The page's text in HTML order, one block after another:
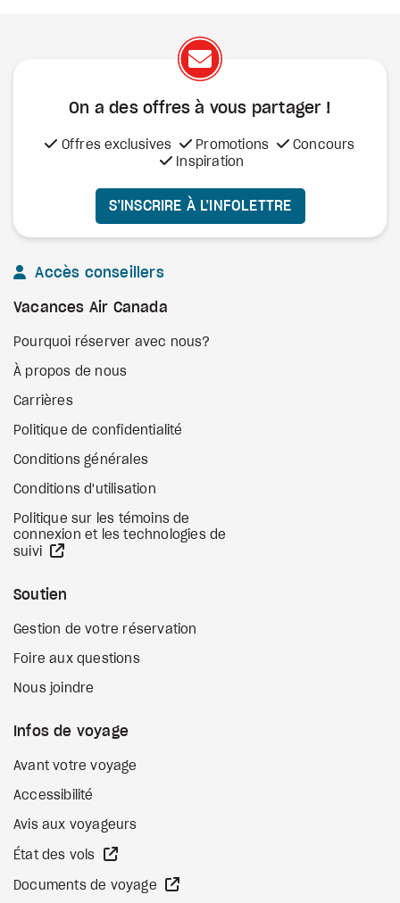
On a des offres à vous partager !
Offres exclusives Promotions
Concours
Inspiration
S’INSCRIRE À L’INFOLETTRE
Accès conseillers
Vacances Air Canada
Pourquoi réserver avec nous?
À propos de nous
Carrières
Politique de confidentialité
Conditions générales
Conditions d'utilisation
Politique sur les témoins de
connexion et les technologies de
suivi
Soutien
Gestion de votre réservation
Foire aux questions
Nous joindre
Infos de voyage
Avant votre voyage
Accessibilité
Avis aux voyageurs
État des vols
Documents de voyage